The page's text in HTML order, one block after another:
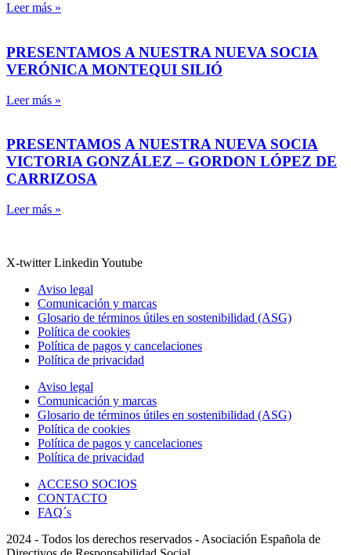
Leer más »
PRESENTAMOS A NUESTRA NUEVA SOCIA
VERÓNICA MONTEQUI SILIÓ
Leer más »
PRESENTAMOS A NUESTRA NUEVA SOCIA
VICTORIA GONZÁLEZ – GORDON LÓPEZ DE
CARRIZOSA
Leer más »
X-twitter Linkedin Youtube
Aviso legal
Comunicación y marcas
Glosario de términos útiles en sostenibilidad (ASG)
Política de cookies
Política de pagos y cancelaciones
Política de privacidad
Aviso legal
Comunicación y marcas
Glosario de términos útiles en sostenibilidad (ASG)
Política de cookies
Política de pagos y cancelaciones
Política de privacidad
ACCESO SOCIOS
CONTACTO
FAQ´s
2024 - Todos los derechos reservados - Asociación Española de